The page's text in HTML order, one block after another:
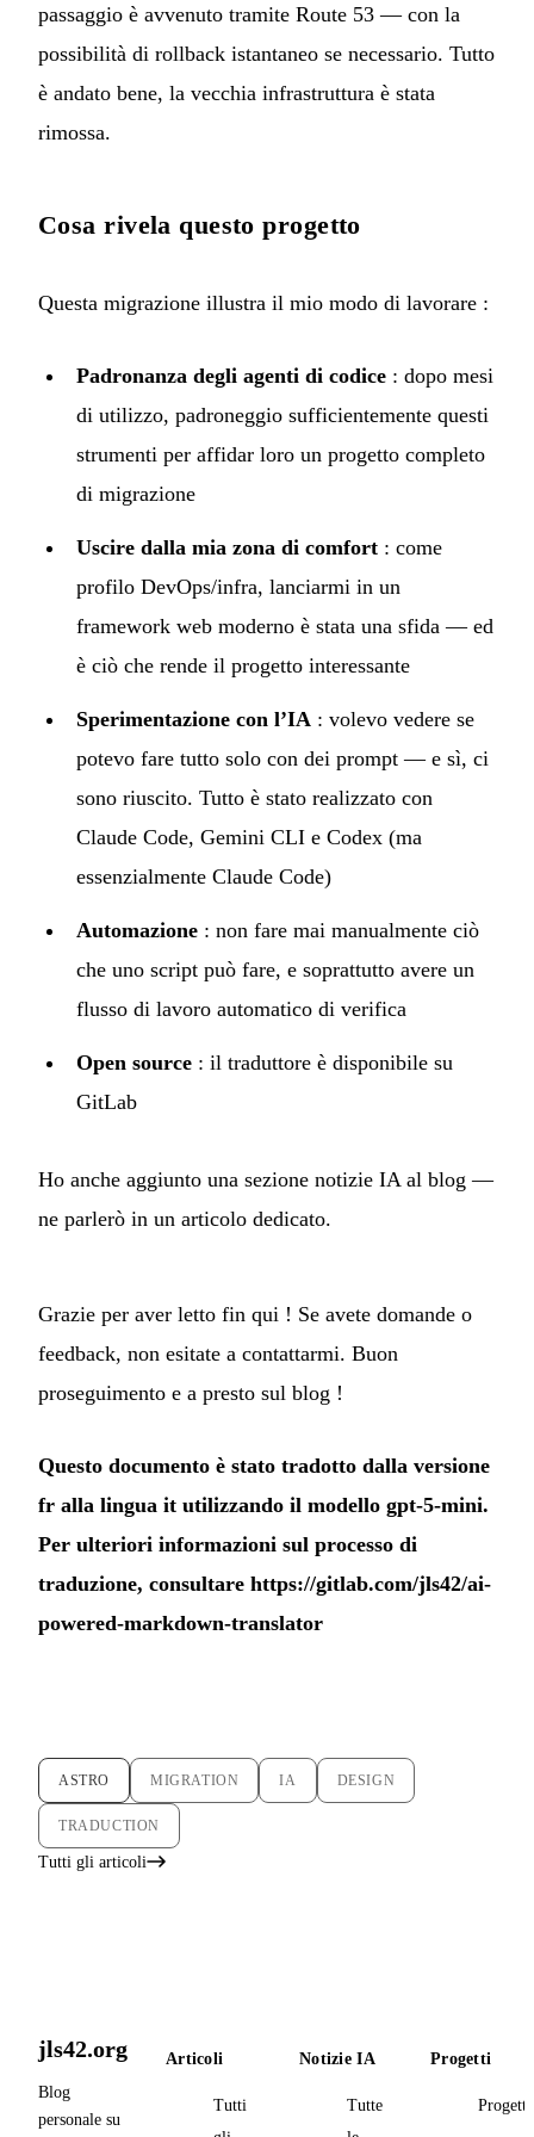
passaggio è avvenuto tramite Route 53 — con la
possibilità di rollback istantaneo se necessario. Tutto
è andato bene, la vecchia infrastruttura è stata
rimossa.
Cosa rivela questo progetto
Questa migrazione illustra il mio modo di lavorare :
Padronanza degli agenti di codice : dopo mesi
di utilizzo, padroneggio sufficientemente questi
strumenti per affidar loro un progetto completo
di migrazione
Uscire dalla mia zona di comfort : come
profilo DevOps/infra, lanciarmi in un
framework web moderno è stata una sfida — ed
è ciò che rende il progetto interessante
Sperimentazione con l’IA : volevo vedere se
potevo fare tutto solo con dei prompt — e sì, ci
sono riuscito. Tutto è stato realizzato con
Claude Code, Gemini CLI e Codex (ma
essenzialmente Claude Code)
Automazione : non fare mai manualmente ciò
che uno script può fare, e soprattutto avere un
flusso di lavoro automatico di verifica
Open source : il traduttore è disponibile su
GitLab
Ho anche aggiunto una sezione notizie IA al blog —
ne parlerò in un articolo dedicato.
Grazie per aver letto fin qui ! Se avete domande o
feedback, non esitate a contattarmi. Buon
proseguimento e a presto sul blog !
Questo documento è stato tradotto dalla versione
fr alla lingua it utilizzando il modello gpt-5-mini.
Per ulteriori informazioni sul processo di
traduzione, consultare https://gitlab.com/jls42/ai-
powered-markdown-translator
ASTRO MIGRATION IA DESIGN
TRADUCTION
Tutti gli articoli
jls42.org
Blog
personale su
Articoli
Tutti
Notizie IA
Tutte
Progetti
Progetti